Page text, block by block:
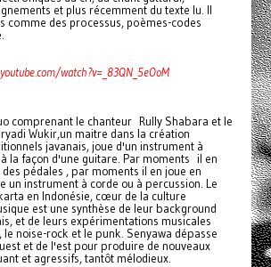
et plus récemment du texte lu. Il
comme des processus, poèmes-codes
watch?v=_83QN_5eOoM
comprenant le chanteur Rully Shabara et le
Wukir,un maitre dans la création
javanais, joue d'un instrument à
la façon d'une guitare. Par moments il en
pédales , par moments il en joue en
un instrument à corde ou à percussion. Le
en Indonésie, cœur de la culture
est une synthèse de leur background
et de leurs expérimentations musicales
le noise-rock et le punk. Senyawa dépasse
et de l'est pour produire de nouveaux
et agressifs, tantôt mélodieux.